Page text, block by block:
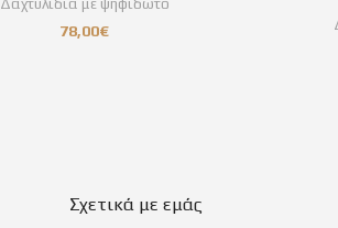
Δαχτυλίδια με ψηφιδωτό
78,00€
Σχετικά με εμάς